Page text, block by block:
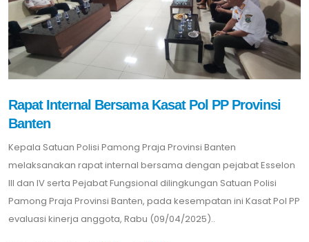
Rapat Internal Bersama Kasat Pol PP Provinsi
Banten
Kepala Satuan Polisi Pamong Praja Provinsi Banten
melaksanakan rapat internal bersama dengan pejabat Esselon
III dan IV serta Pejabat Fungsional dilingkungan Satuan Polisi
Pamong Praja Provinsi Banten, pada kesempatan ini Kasat Pol PP
evaluasi kinerja anggota, Rabu (09/04/2025)..